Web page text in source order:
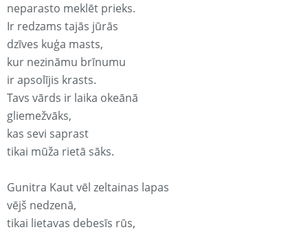
neparasto meklēt prieks.
Ir redzams tajās jūrās
dzīves kuģa masts,
kur nezināmu brīnumu
ir apsolījis krasts.
Tavs vārds ir laika okeānā
gliemežvāks,
kas sevi saprast
tikai mūža rietā sāks.
Gunitra Kaut vēl zeltainas lapas
vējš nedzenā,
tikai lietavas debesīs rūs,